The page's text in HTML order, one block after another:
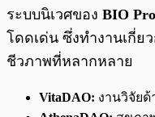
ระบบนิเวศของ BIO
โดดเด่น ซึ่งทำงานเกี่ย
ชีวภาพที่หลากหลาย
VitaDAO: งานวิจัย